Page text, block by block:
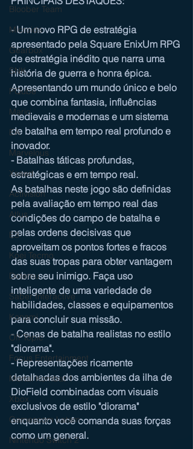
Bloober Team
Microids
Gearbox
SNK
PQube
Mario
EA
Marvelous
Xseed
Activision
Atlus
E3
Koei Tecmo
Dotemu
Saber Interactive
Konami
Off Topic
Focus Entertainment
Mortal Kombat 1
Xbox
Gamescom Latam
Nintendo Switch 2
- Um novo RPG de estratégia
apresentado pela Square EnixUm RPG
de estratégia inédito que narra uma
história de guerra e honra épica.
Apresentando um mundo único e belo
que combina fantasia, influências
medievais e modernas e um sistema
de batalha em tempo real profundo e
inovador.
- Batalhas táticas profundas,
estratégicas e em tempo real.
As batalhas neste jogo são definidas
pela avaliação em tempo real das
condições do campo de batalha e
pelas ordens decisivas que
aproveitam os pontos fortes e fracos
das suas tropas para obter vantagem
sobre seu inimigo. Faça uso
inteligente de uma variedade de
habilidades, classes e equipamentos
para concluir sua missão.
- Cenas de batalha realistas no estilo
"diorama".
- Representações ricamente
detalhadas dos ambientes da ilha de
DioField combinadas com visuais
exclusivos de estilo "diorama"
enquanto você comanda suas forças
como um general.